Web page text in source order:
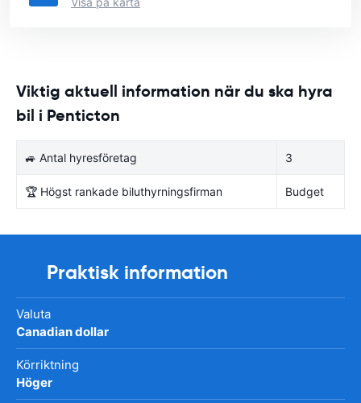
Viktig aktuell information när du ska hyra
bil i Penticton
🚙 Antal hyresföretag 3
🏆 Högst rankade biluthyrningsfirman Budget
Praktisk information
Valuta
Canadian dollar
Körriktning
Höger